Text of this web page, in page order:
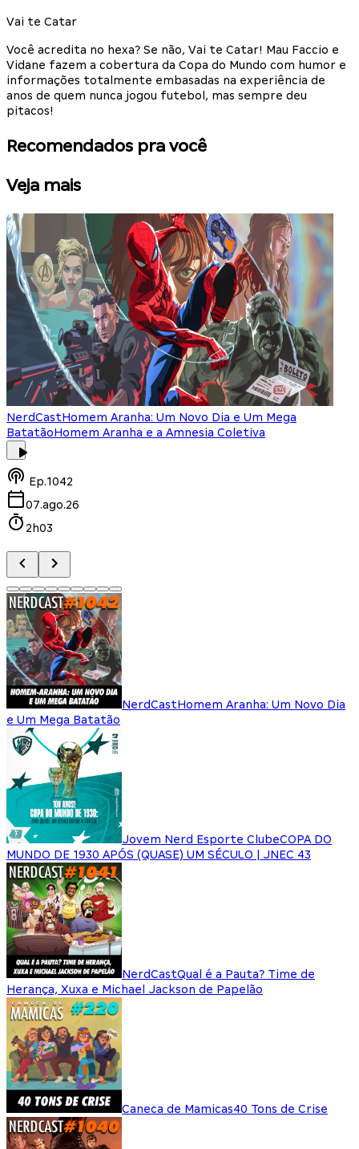
Vai te Catar
Você acredita no hexa? Se não, Vai te Catar! Mau Faccio e
Vidane fazem a cobertura da Copa do Mundo com humor e
informações totalmente embasadas na experiência de
anos de quem nunca jogou futebol, mas sempre deu
pitacos!
Recomendados pra você
Veja mais
NerdCastHomem Aranha: Um Novo Dia e Um Mega
BatatãoHomem Aranha e a Amnesia Coletiva
Ep.1042
07.ago.26
2h03
NerdCastHomem Aranha: Um Novo Dia
e Um Mega Batatão
Jovem Nerd Esporte ClubeCOPA DO
MUNDO DE 1930 APÓS (QUASE) UM SÉCULO | JNEC 43
NerdCastQual é a Pauta? Time de
Herança, Xuxa e Michael Jackson de Papelão
Caneca de Mamicas40 Tons de Crise